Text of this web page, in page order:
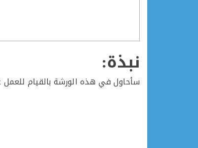
نبذة:
سأحاول في هذه الورشة بالقيام